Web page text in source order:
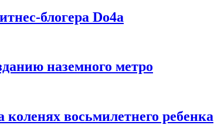
блогера Do4а
наземного метро
восьмилетнего ребенка